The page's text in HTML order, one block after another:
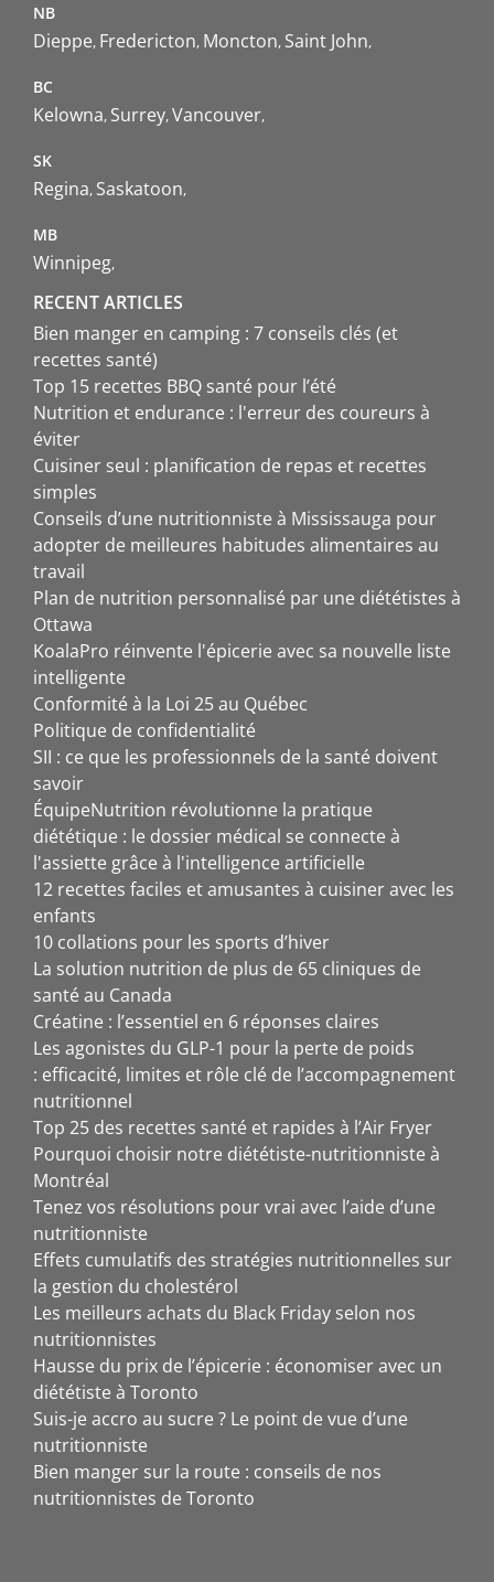
NB
Dieppe Fredericton Moncton Saint John
BC
Kelowna Surrey Vancouver
SK
Regina Saskatoon
MB
Winnipeg
RECENT ARTICLES
Bien manger en camping : 7 conseils clés (et
recettes santé)
Top 15 recettes BBQ santé pour l’été
Nutrition et endurance : l'erreur des coureurs à
éviter
Cuisiner seul : planification de repas et recettes
simples
Conseils d’une nutritionniste à Mississauga pour
adopter de meilleures habitudes alimentaires au
travail
Plan de nutrition personnalisé par une diététistes à
Ottawa
KoalaPro réinvente l'épicerie avec sa nouvelle liste
intelligente
Conformité à la Loi 25 au Québec
Politique de confidentialité
SII : ce que les professionnels de la santé doivent
savoir
ÉquipeNutrition révolutionne la pratique
diététique : le dossier médical se connecte à
l'assiette grâce à l'intelligence artificielle
12 recettes faciles et amusantes à cuisiner avec les
enfants
10 collations pour les sports d’hiver
La solution nutrition de plus de 65 cliniques de
santé au Canada
Créatine : l’essentiel en 6 réponses claires
Les agonistes du GLP-1 pour la perte de poids
: efficacité, limites et rôle clé de l’accompagnement
nutritionnel
Top 25 des recettes santé et rapides à l’Air Fryer
Pourquoi choisir notre diététiste-nutritionniste à
Montréal
Tenez vos résolutions pour vrai avec l’aide d’une
nutritionniste
Effets cumulatifs des stratégies nutritionnelles sur
la gestion du cholestérol
Les meilleurs achats du Black Friday selon nos
nutritionnistes
Hausse du prix de l’épicerie : économiser avec un
diététiste à Toronto
Suis-je accro au sucre ? Le point de vue d’une
nutritionniste
Bien manger sur la route : conseils de nos
nutritionnistes de Toronto